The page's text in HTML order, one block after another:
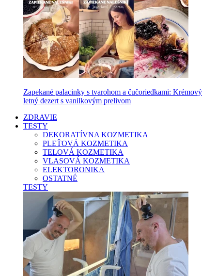
Zapekané palacinky s tvarohom a čučoriedkami: Krémový
letný dezert s vanilkovým prelivom
ZDRAVIE
TESTY
DEKORATÍVNA KOZMETIKA
PLEŤOVÁ KOZMETIKA
TELOVÁ KOZMETIKA
VLASOVÁ KOZMETIKA
ELEKTORONIKA
OSTATNÉ
TESTY